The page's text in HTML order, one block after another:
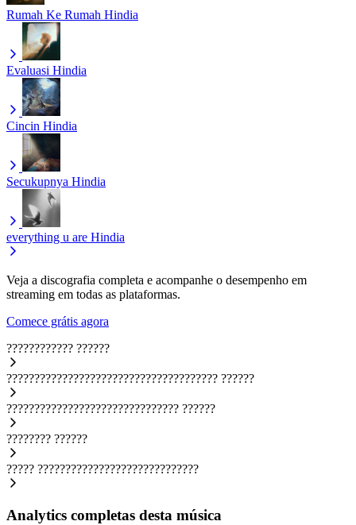
Rumah Ke Rumah Hindia
Evaluasi Hindia
Cincin Hindia
Secukupnya Hindia
everything u are Hindia
Veja a discografia completa e acompanhe o desempenho em
streaming em todas as plataformas.
Comece grátis agora
???????????? ??????
?????????????????????????????????????? ??????
??????????????????????????????? ??????
???????? ??????
????? ?????????????????????????????
Analytics completas desta música